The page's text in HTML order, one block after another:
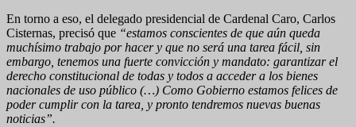
En torno a eso, el delegado presidencial de Cardenal Caro, Carlos
Cisternas, precisó que “estamos conscientes de que aún queda
muchísimo trabajo por hacer y que no será una tarea fácil, sin
embargo, tenemos una fuerte convicción y mandato: garantizar el
derecho constitucional de todas y todos a acceder a los bienes
nacionales de uso público (…) Como Gobierno estamos felices de
poder cumplir con la tarea, y pronto tendremos nuevas buenas
noticias”.